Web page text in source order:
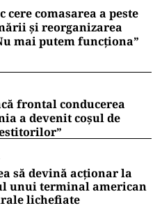
cere comasarea a peste
și reorganizarea
mai putem funcționa”
frontal conducerea
a devenit coșul de
să devină acționar la
unui terminal american
lichefiate